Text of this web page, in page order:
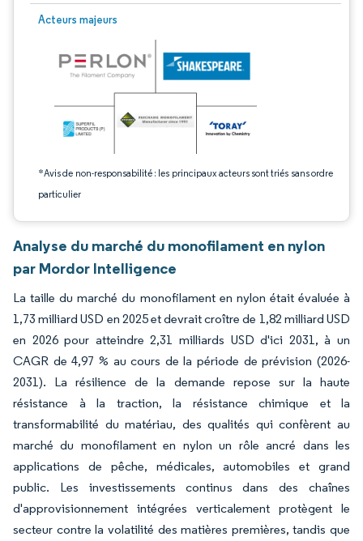
Acteurs majeurs
*Avis de non-responsabilité : les principaux acteurs sont triés sans ordre
particulier
Image © Mordor Intelligence. La réutilisation nécessite une attribution sous CC
Analyse du marché du monofilament en nylon
par Mordor Intelligence
La taille du marché du monofilament en nylon était évaluée à
1,73 milliard USD en 2025 et devrait croître de 1,82 milliard USD
en 2026 pour atteindre 2,31 milliards USD d'ici 2031, à un
CAGR de 4,97 % au cours de la période de prévision (2026-
2031). La résilience de la demande repose sur la haute
résistance à la traction, la résistance chimique et la
transformabilité du matériau, des qualités qui confèrent au
marché du monofilament en nylon un rôle ancré dans les
applications de pêche, médicales, automobiles et grand
public. Les investissements continus dans des chaînes
d'approvisionnement intégrées verticalement protègent le
secteur contre la volatilité des matières premières, tandis que